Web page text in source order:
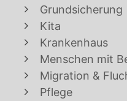
Grundsicherung
Kita
Krankenhaus
Menschen mit
Migration &
Pflege